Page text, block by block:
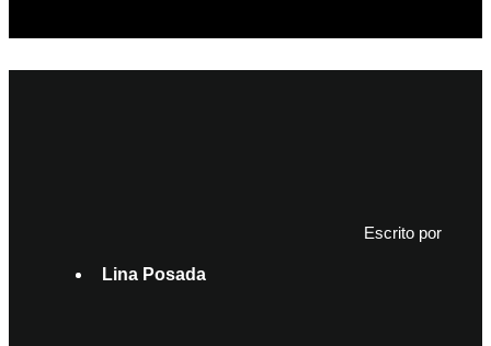
Escrito por
Lina Posada